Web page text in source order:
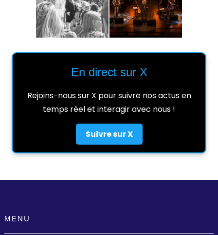
En direct sur X
Rejoins-nous sur X pour suivre nos actus en
temps réel et interagir avec nous !
Suivre sur X
MENU